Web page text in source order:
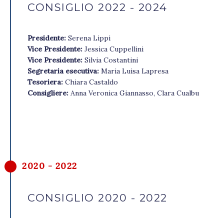
CONSIGLIO 2022 - 2024
Presidente: Serena Lippi
Vice Presidente: Jessica Cuppellini
Vice Presidente: Silvia Costantini
Segretaria esecutiva: Maria Luisa Lapresa
Tesoriera: Chiara Castaldo
Consigliere: Anna Veronica Giannasso, Clara Cualbu
2020 - 2022
CONSIGLIO 2020 - 2022